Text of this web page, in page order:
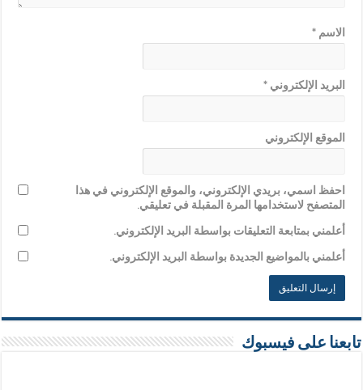
الاسم*
البريد الإلكتروني*
الموقع الإلكتروني
احفظ اسمي، بريدي الإلكتروني، والموقع الإلكتروني في هذا
المتصفح لاستخدامها المرة المقبلة في تعليقي.
أعلمني بمتابعة التعليقات بواسطة البريد الإلكتروني.
أعلمني بالمواضيع الجديدة بواسطة البريد الإلكتروني.
تابعنا على فيسبوك